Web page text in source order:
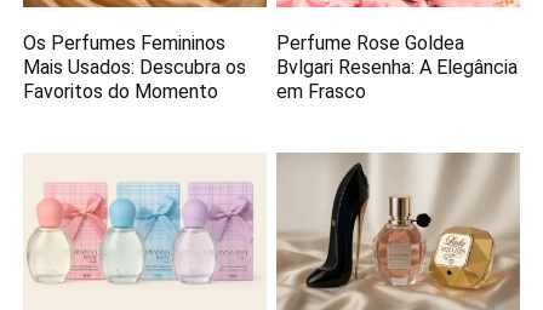
Os Perfumes Femininos
Mais Usados: Descubra os
Favoritos do Momento
Perfume Rose Goldea
Bvlgari Resenha: A Elegância
em Frasco